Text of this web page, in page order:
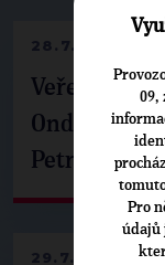
28.7.2026
Veřejné
Ondřej
Petrem
29.7.2026
09,
Pro
údajů